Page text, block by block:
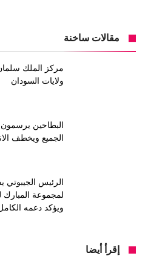
مقالات ساخنة
مركز الملك
ولايات السودان
البطاحين
الجميع ويخطف
الرئيس الجيبوتي
لمجموعة المبارك
ويؤكد دعمه
إقرأ أيضا